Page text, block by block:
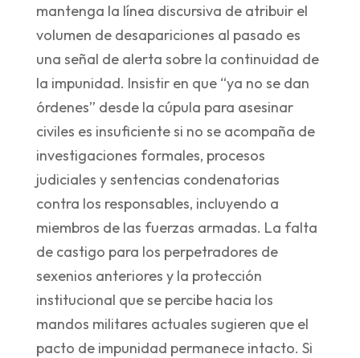
mantenga la línea discursiva de atribuir el
volumen de desapariciones al pasado es
una señal de alerta sobre la continuidad de
la impunidad. Insistir en que “ya no se dan
órdenes” desde la cúpula para asesinar
civiles es insuficiente si no se acompaña de
investigaciones formales, procesos
judiciales y sentencias condenatorias
contra los responsables, incluyendo a
miembros de las fuerzas armadas. La falta
de castigo para los perpetradores de
sexenios anteriores y la protección
institucional que se percibe hacia los
mandos militares actuales sugieren que el
pacto de impunidad permanece intacto. Si